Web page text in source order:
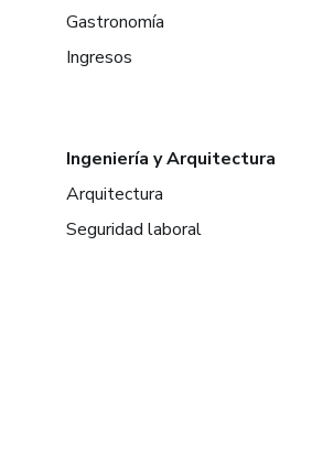
Gastronomía
Ingresos
Ingeniería y Arquitectura
Arquitectura
Seguridad laboral